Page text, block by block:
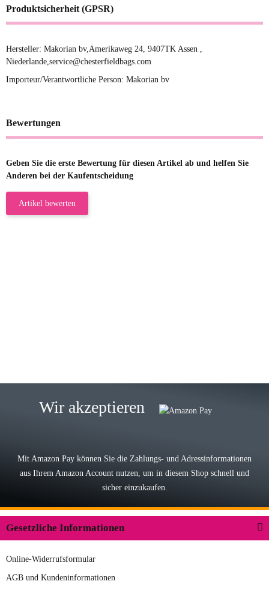
Produktsicherheit (GPSR)
Hersteller: Makorian bv,Amerikaweg 24, 9407TK Assen ,
Niederlande,service@chesterfieldbags.com
Importeur/Verantwortliche Person: Makorian bv
Bewertungen
Geben Sie die erste Bewertung für diesen Artikel ab und helfen Sie
Anderen bei der Kaufentscheidung
Artikel bewerten
Lieferung, man kann bedenkenlos
Der Koffer macht einen sehr soliden
Wir akzeptieren
Mit Amazon Pay können Sie die Zahlungs- und Adressinformationen
aus Ihrem Amazon Account nutzen, um in diesem Shop schnell und
sicher einzukaufen.
Gesetzliche Informationen
Online-Widerrufsformular
AGB und Kundeninformationen